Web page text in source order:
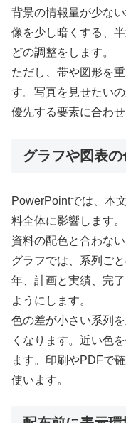
背景の情報量が少な
像を少し暗くする、
どの調整をします。
ただし、帯や図形を
す。写真を見せたい
優先する要素に合わせ
グラフや図表
PowerPointでは、本
料全体に影響します
資料の配色と合わな
グラフでは、系列ご
年、計画と実績、完
ようにします。
色の差が小さい系列
くなります。近い色
ます。印刷やPDFで
使います。